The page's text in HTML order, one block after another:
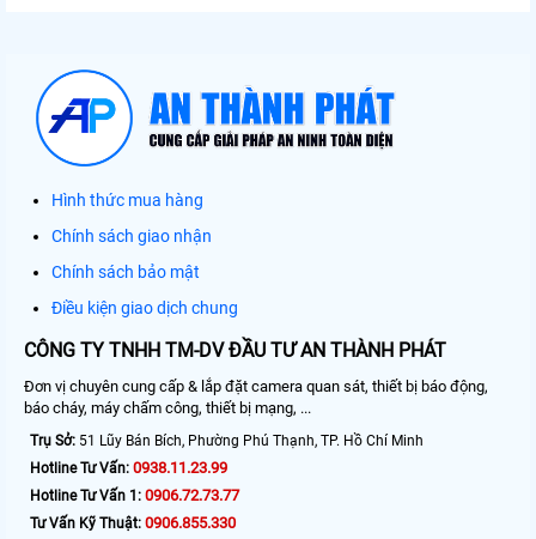
Hình thức mua hàng
Chính sách giao nhận
Chính sách bảo mật
Điều kiện giao dịch chung
CÔNG TY TNHH TM-DV ĐẦU TƯ AN THÀNH PHÁT
Đơn vị chuyên cung cấp & lắp đặt camera quan sát, thiết bị báo động,
báo cháy, máy chấm công, thiết bị mạng, ...
Trụ Sở: 51 Lũy Bán Bích, Phường Phú Thạnh, TP. Hồ Chí Minh
Hotline Tư Vấn: 0938.11.23.99
Hotline Tư Vấn 1: 0906.72.73.77
Tư Vấn Kỹ Thuật: 0906.855.330